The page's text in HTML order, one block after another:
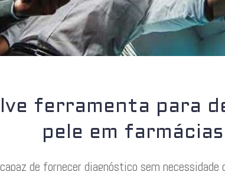
ferramenta para
pele em farmácias
de fornecer diagnóstico sem